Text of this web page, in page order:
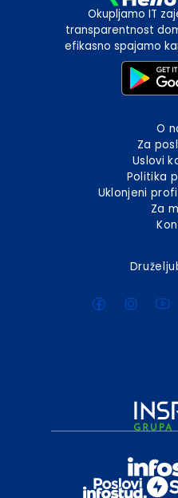
Okupljamo IT
transparentnost
efikasno spajamo
O
Za
Uslovi
Politika
Uklonjeni
Za